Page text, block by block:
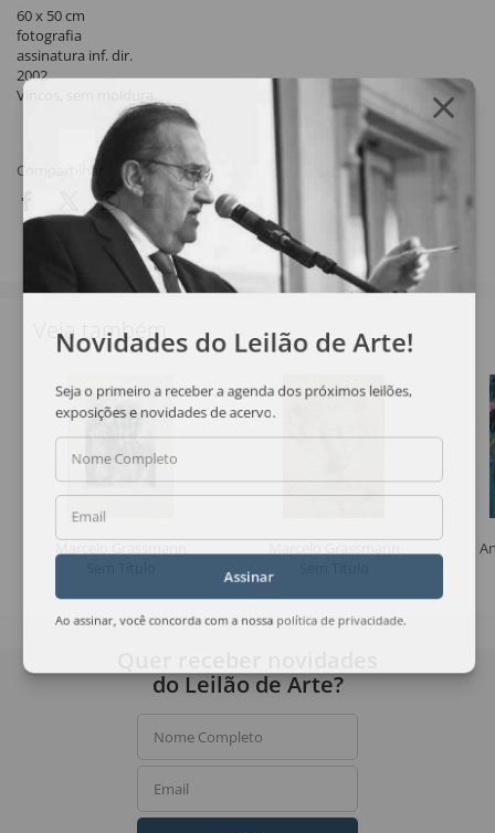
60 x 50 cm
fotografia
assinatura inf. dir.
2002
Vincos, sem moldura.
Compartilhar
Veja também
Novidades do Leilão de Arte!
Seja o primeiro a receber a agenda dos próximos leilões,
exposições e novidades de acervo.
Nome Completo
Email
Assinar
Ao assinar, você concorda com a nossa política de privacidade
do Leilão de Arte?
Nome Completo
Email